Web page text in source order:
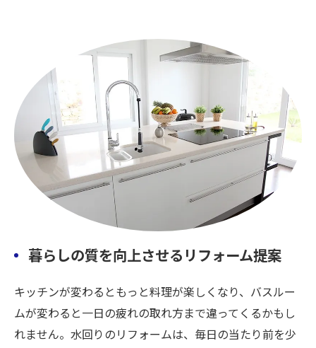
暮らしの質を向上させるリフォーム提案
キッチンが変わるともっと料理が楽しくなり、バスルー
ムが変わると一日の疲れの取れ方まで違ってくるかもし
れません。水回りのリフォームは、毎日の当たり前を少